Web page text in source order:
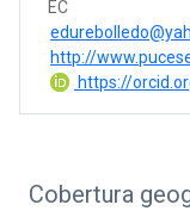
EC
http://
https://
Cobertura